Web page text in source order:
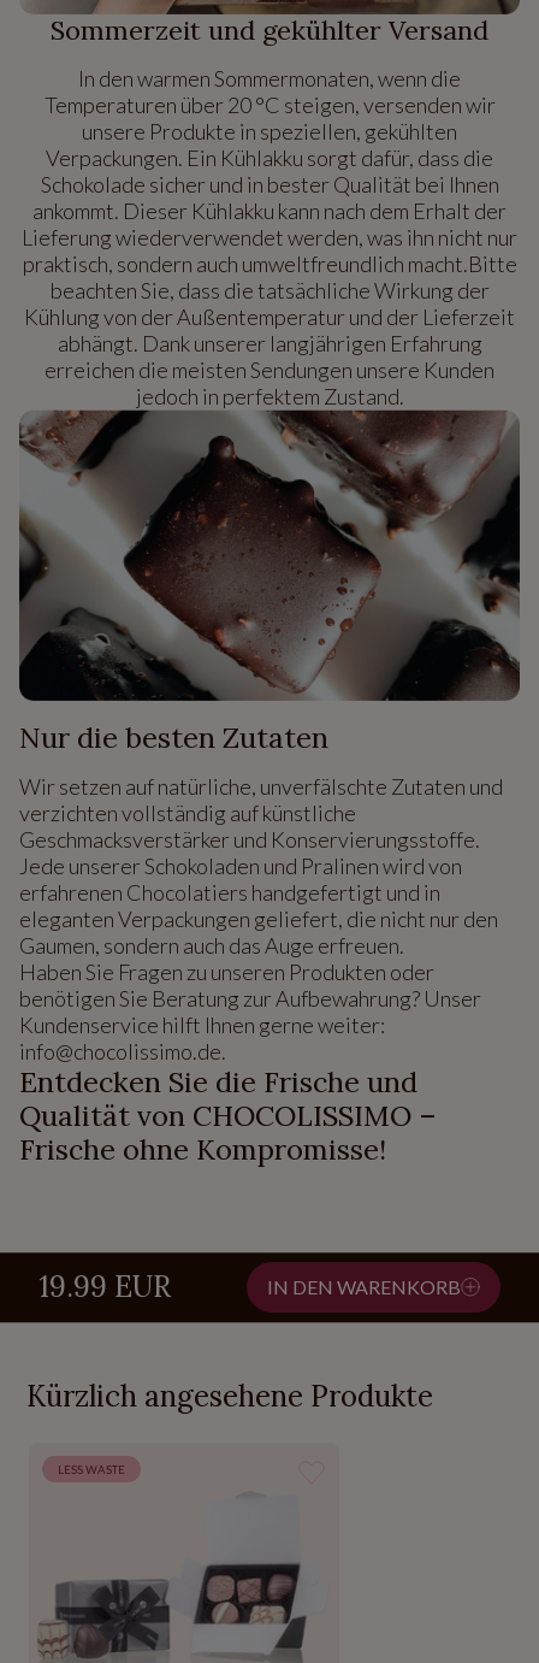
Sommerzeit und gekühlter Versand
In den warmen Sommermonaten, wenn die
Temperaturen über 20 °C steigen, versenden wir
unsere Produkte in speziellen, gekühlten
Verpackungen. Ein Kühlakku sorgt dafür, dass die
Schokolade sicher und in bester Qualität bei Ihnen
ankommt. Dieser Kühlakku kann nach dem Erhalt der
Lieferung wiederverwendet werden, was ihn nicht nur
praktisch, sondern auch umweltfreundlich macht.Bitte
beachten Sie, dass die tatsächliche Wirkung der
Kühlung von der Außentemperatur und der Lieferzeit
abhängt. Dank unserer langjährigen Erfahrung
erreichen die meisten Sendungen unsere Kunden
jedoch in perfektem Zustand.
Nur die besten Zutaten
Wir setzen auf natürliche, unverfälschte Zutaten und
verzichten vollständig auf künstliche
Geschmacksverstärker und Konservierungsstoffe.
Jede unserer Schokoladen und Pralinen wird von
erfahrenen Chocolatiers handgefertigt und in
eleganten Verpackungen geliefert, die nicht nur den
Gaumen, sondern auch das Auge erfreuen.
Haben Sie Fragen zu unseren Produkten oder
benötigen Sie Beratung zur Aufbewahrung? Unser
Kundenservice hilft Ihnen gerne weiter:
info@chocolissimo.de.
Entdecken Sie die Frische und
Qualität von CHOCOLISSIMO –
Frische ohne Kompromisse!
19.99 EUR IN DEN WARENKORB
Kürzlich angesehene Produkte
LESS WASTE